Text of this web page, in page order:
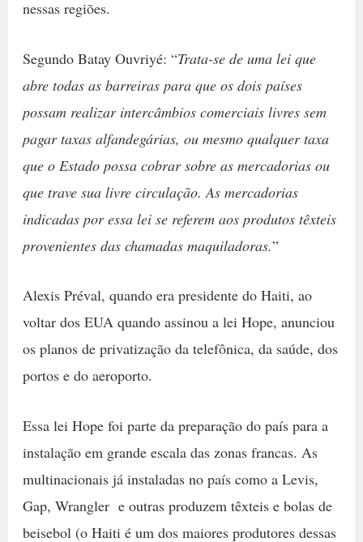
nessas regiões.
Segundo Batay Ouvriyé: “Trata-se de uma lei que
abre todas as barreiras para que os dois países
possam realizar intercâmbios comerciais livres sem
pagar taxas alfandegárias, ou mesmo qualquer taxa
que o Estado possa cobrar sobre as mercadorias ou
que trave sua livre circulação. As mercadorias
indicadas por essa lei se referem aos produtos têxteis
provenientes das chamadas maquiladoras.”
Alexis Préval, quando era presidente do Haiti, ao
voltar dos EUA quando assinou a lei Hope, anunciou
os planos de privatização da telefônica, da saúde, dos
portos e do aeroporto.
Essa lei Hope foi parte da preparação do país para a
instalação em grande escala das zonas francas. As
multinacionais já instaladas no país como a Levis,
Gap, Wrangler e outras produzem têxteis e bolas de
beisebol (o Haiti é um dos maiores produtores dessas